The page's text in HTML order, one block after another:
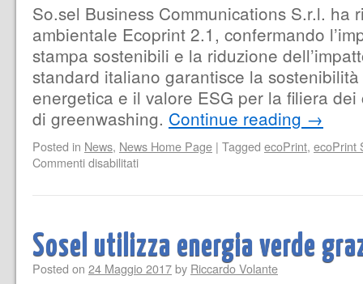
So.sel Business Communications S.r.l. ha
ambientale Ecoprint 2.1, confermando
stampa sostenibili e la riduzione
standard italiano garantisce la sostenibilità
energetica e il valore ESG per la filiera
di greenwashing. Continue reading →
Posted in News, News Home Page | Tagged ecoPrint, ecoPrint
Commenti disabilitati
Sosel utilizza energia verde
Posted on 24 Maggio 2017by Riccardo Volante